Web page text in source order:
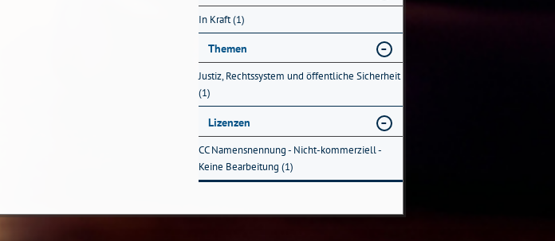
In Kraft (1)
Themen
Justiz, Rechtssystem und öffentliche Sicherheit
(1)
Lizenzen
CC Namensnennung - Nicht-kommerziell -
Keine Bearbeitung (1)